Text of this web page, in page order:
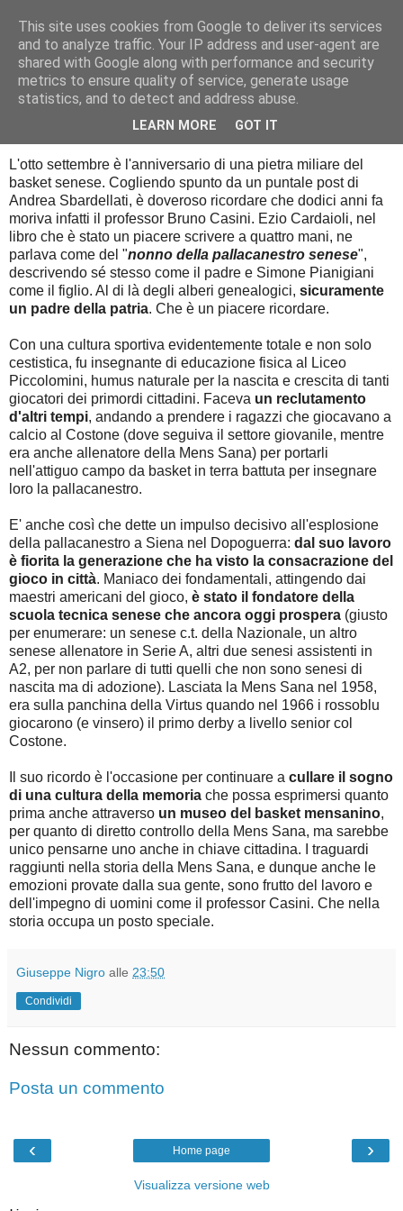
Palla al cerchio
martedì 8 settembre 2015
Il Prof Bruno Casini
L'otto settembre è l'anniversario di una pietra miliare del
basket senese. Cogliendo spunto da un puntale post di
Andrea Sbardellati, è doveroso ricordare che dodici anni fa
moriva infatti il professor Bruno Casini. Ezio Cardaioli, nel
libro che è stato un piacere scrivere a quattro mani, ne
parlava come del "nonno della pallacanestro senese",
descrivendo sé stesso come il padre e Simone Pianigiani
come il figlio. Al di là degli alberi genealogici, sicuramente
un padre della patria. Che è un piacere ricordare.
Con una cultura sportiva evidentemente totale e non solo
cestistica, fu insegnante di educazione fisica al Liceo
Piccolomini, humus naturale per la nascita e crescita di tanti
giocatori dei primordi cittadini. Faceva un reclutamento
d'altri tempi, andando a prendere i ragazzi che giocavano a
calcio al Costone (dove seguiva il settore giovanile, mentre
era anche allenatore della Mens Sana) per portarli
nell'attiguo campo da basket in terra battuta per insegnare
loro la pallacanestro.
E' anche così che dette un impulso decisivo all'esplosione
della pallacanestro a Siena nel Dopoguerra: dal suo lavoro
è fiorita la generazione che ha visto la consacrazione del
gioco in città. Maniaco dei fondamentali, attingendo dai
maestri americani del gioco, è stato il fondatore della
scuola tecnica senese che ancora oggi prospera (giusto
per enumerare: un senese c.t. della Nazionale, un altro
senese allenatore in Serie A, altri due senesi assistenti in
A2, per non parlare di tutti quelli che non sono senesi di
nascita ma di adozione). Lasciata la Mens Sana nel 1958,
era sulla panchina della Virtus quando nel 1966 i rossoblu
giocarono (e vinsero) il primo derby a livello senior col
Costone.
Il suo ricordo è l'occasione per continuare a cullare il sogno
di una cultura della memoria che possa esprimersi quanto
prima anche attraverso un museo del basket mensanino,
per quanto di diretto controllo della Mens Sana, ma sarebbe
unico pensarne uno anche in chiave cittadina. I traguardi
raggiunti nella storia della Mens Sana, e dunque anche le
emozioni provate dalla sua gente, sono frutto del lavoro e
dell'impegno di uomini come il professor Casini. Che nella
storia occupa un posto speciale.
Giuseppe Nigro alle 23:50
Condividi
Nessun commento:
Posta un commento
‹ ›
Home page
Visualizza versione web
This site uses cookies from Google to deliver its services
and to analyze traffic. Your IP address and user-agent are
shared with Google along with performance and security
metrics to ensure quality of service, generate usage
statistics, and to detect and address abuse.
LEARN MORE GOT IT